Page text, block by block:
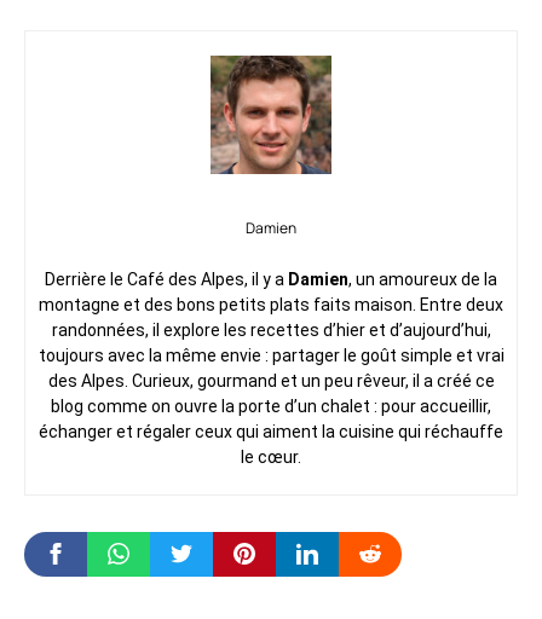
Damien
Derrière le Café des Alpes, il y a Damien, un amoureux de la
montagne et des bons petits plats faits maison. Entre deux
randonnées, il explore les recettes d’hier et d’aujourd’hui,
toujours avec la même envie : partager le goût simple et vrai
des Alpes. Curieux, gourmand et un peu rêveur, il a créé ce
blog comme on ouvre la porte d’un chalet : pour accueillir,
échanger et régaler ceux qui aiment la cuisine qui réchauffe
le cœur.